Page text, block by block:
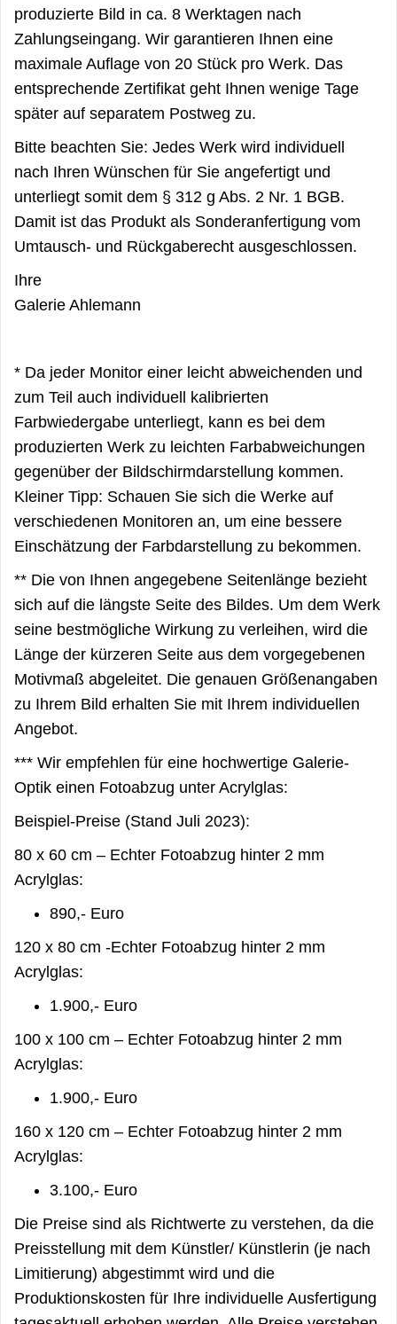
produzierte Bild in ca. 8 Werktagen nach
Zahlungseingang. Wir garantieren Ihnen eine
maximale Auflage von 20 Stück pro Werk. Das
entsprechende Zertifikat geht Ihnen wenige Tage
später auf separatem Postweg zu.
Bitte beachten Sie: Jedes Werk wird individuell
nach Ihren Wünschen für Sie angefertigt und
unterliegt somit dem § 312 g Abs. 2 Nr. 1 BGB.
Damit ist das Produkt als Sonderanfertigung vom
Umtausch- und Rückgaberecht ausgeschlossen.
Ihre
Galerie Ahlemann
* Da jeder Monitor einer leicht abweichenden und
zum Teil auch individuell kalibrierten
Farbwiedergabe unterliegt, kann es bei dem
produzierten Werk zu leichten Farbabweichungen
gegenüber der Bildschirmdarstellung kommen.
Kleiner Tipp: Schauen Sie sich die Werke auf
verschiedenen Monitoren an, um eine bessere
Einschätzung der Farbdarstellung zu bekommen.
** Die von Ihnen angegebene Seitenlänge bezieht
sich auf die längste Seite des Bildes. Um dem Werk
seine bestmögliche Wirkung zu verleihen, wird die
Länge der kürzeren Seite aus dem vorgegebenen
Motivmaß abgeleitet. Die genauen Größenangaben
zu Ihrem Bild erhalten Sie mit Ihrem individuellen
Angebot.
*** Wir empfehlen für eine hochwertige Galerie-
Optik einen Fotoabzug unter Acrylglas:
Beispiel-Preise (Stand Juli 2023):
80 x 60 cm – Echter Fotoabzug hinter 2 mm
Acrylglas:
890,- Euro
120 x 80 cm -Echter Fotoabzug hinter 2 mm
Acrylglas:
1.900,- Euro
100 x 100 cm – Echter Fotoabzug hinter 2 mm
Acrylglas:
1.900,- Euro
160 x 120 cm – Echter Fotoabzug hinter 2 mm
Acrylglas:
3.100,- Euro
Die Preise sind als Richtwerte zu verstehen, da die
Preisstellung mit dem Künstler/ Künstlerin (je nach
Limitierung) abgestimmt wird und die
Produktionskosten für Ihre individuelle Ausfertigung